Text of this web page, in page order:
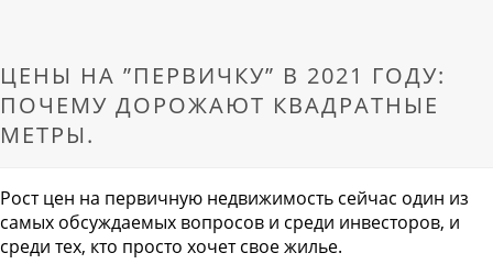
ЦЕНЫ НА ”ПЕРВИЧКУ” В 2021 ГОДУ:
ПОЧЕМУ ДОРОЖАЮТ КВАДРАТНЫЕ
МЕТРЫ.
Рост цен на первичную недвижимость сейчас один из
самых обсуждаемых вопросов и среди инвесторов, и
среди тех, кто просто хочет свое жилье.